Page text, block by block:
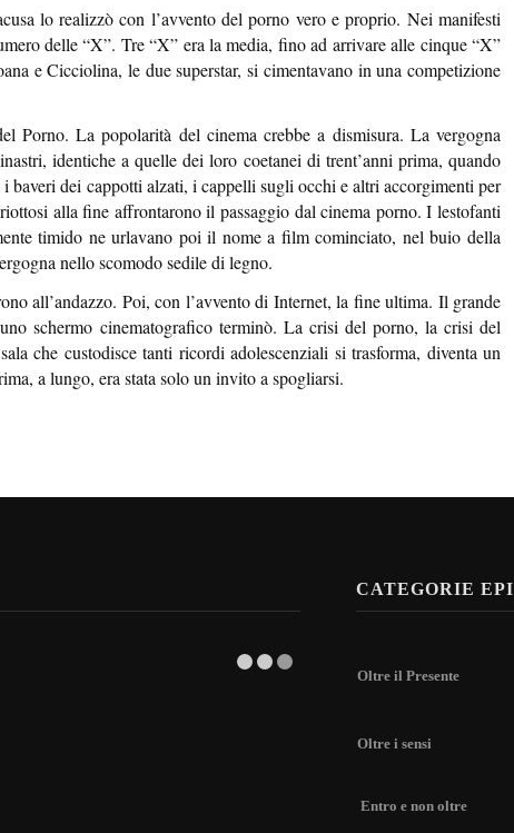
lo realizzò con l’avvento del porno vero e proprio. Nei manifesti
delle “X”. Tre “X” era la media, fino ad arrivare alle cinque “X”
e Cicciolina, le due superstar, si cimentavano in una competizione
Porno. La popolarità del cinema crebbe a dismisura. La vergogna
identiche a quelle dei loro coetanei di trent’anni prima, quando
baveri dei cappotti alzati, i cappelli sugli occhi e altri accorgimenti per
alla fine affrontarono il passaggio dal cinema porno. I lestofanti
timido ne urlavano poi il nome a film cominciato, nel buio della
nello scomodo sedile di legno.
all’andazzo. Poi, con l’avvento di Internet, la fine ultima. Il grande
schermo cinematografico terminò. La crisi del porno, la crisi del
che custodisce tanti ricordi adolescenziali si trasforma, diventa un
a lungo, era stata solo un invito a spogliarsi.
CATEGORIE EPI
Oltre il Presente
Oltre i sensi
Entro e non oltre